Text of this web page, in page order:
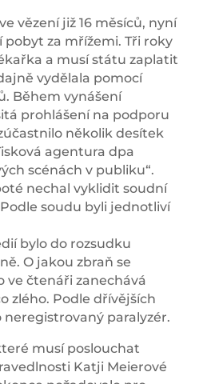
vězení již 16 měsíců, nyní
pobyt za mřížemi. Tři roky
a musí státu zaplatit
vydělala pomocí
Během vynášení
prohlášení na podporu
několik desítek
agentura dpa
scénách v publiku“.
nechal vyklidit soudní
soudu byli jednotliví
bylo do rozsudku
O jakou zbraň se
ve čtenáři zanechává
zlého. Podle dřívějších
neregistrovaný paralyzér.
musí poslouchat
Katji Meierové